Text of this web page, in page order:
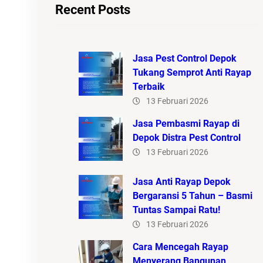
Recent Posts
Jasa Pest Control Depok
Tukang Semprot Anti Rayap
Terbaik
13 Februari 2026
Jasa Pembasmi Rayap di
Depok Distra Pest Control
13 Februari 2026
Jasa Anti Rayap Depok
Bergaransi 5 Tahun – Basmi
Tuntas Sampai Ratu!
13 Februari 2026
Cara Mencegah Rayap
Menyerang Bangunan